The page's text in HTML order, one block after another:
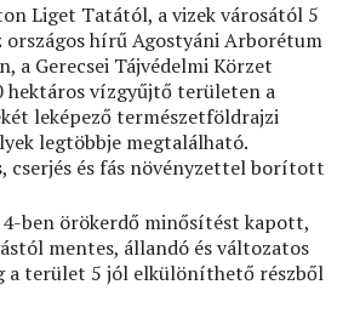
Liget Tatától, a vizek városától 5
hírű Agostyáni Arborétum
a Gerecsei Tájvédelmi Körzet
hektáros vízgyűjtő területen a
leképező természetföldrajzi
legtöbbje megtalálható.
cserjés és fás növényzettel borított
ben örökerdő minősítést kapott,
mentes, állandó és változatos
a terület 5 jól elkülöníthető részből